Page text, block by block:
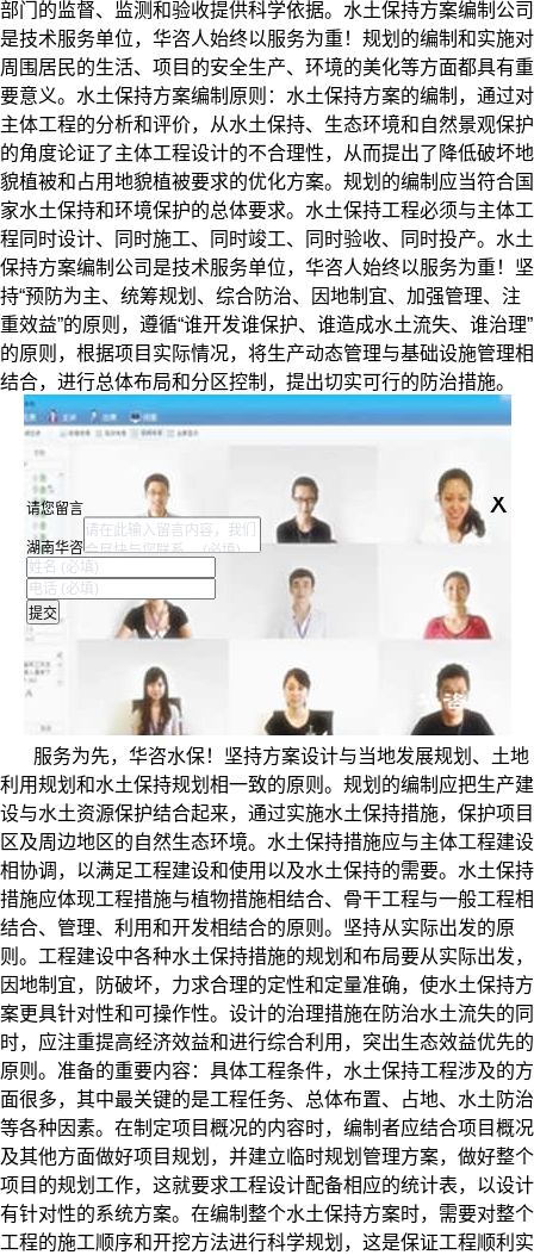
部门的监督、监测和验收提供科学依据。水土保持方案编制公司
是技术服务单位，华咨人始终以服务为重！规划的编制和实施对
周围居民的生活、项目的安全生产、环境的美化等方面都具有重
要意义。水土保持方案编制原则：水土保持方案的编制，通过对
主体工程的分析和评价，从水土保持、生态环境和自然景观保护
的角度论证了主体工程设计的不合理性，从而提出了降低破坏地
貌植被和占用地貌植被要求的优化方案。规划的编制应当符合国
家水土保持和环境保护的总体要求。水土保持工程必须与主体工
程同时设计、同时施工、同时竣工、同时验收、同时投产。水土
保持方案编制公司是技术服务单位，华咨人始终以服务为重！坚
持“预防为主、统筹规划、综合防治、因地制宜、加强管理、注
重效益”的原则，遵循“谁开发谁保护、谁造成水土流失、谁治理”
的原则，根据项目实际情况，将生产动态管理与基础设施管理相
结合，进行总体布局和分区控制，提出切实可行的防治措施。
服务为先，华咨水保！坚持方案设计与当地发展规划、土地
利用规划和水土保持规划相一致的原则。规划的编制应把生产建
设与水土资源保护结合起来，通过实施水土保持措施，保护项目
区及周边地区的自然生态环境。水土保持措施应与主体工程建设
相协调，以满足工程建设和使用以及水土保持的需要。水土保持
措施应体现工程措施与植物措施相结合、骨干工程与一般工程相
结合、管理、利用和开发相结合的原则。坚持从实际出发的原
则。工程建设中各种水土保持措施的规划和布局要从实际出发，
因地制宜，防破坏，力求合理的定性和定量准确，使水土保持方
案更具针对性和可操作性。设计的治理措施在防治水土流失的同
时，应注重提高经济效益和进行综合利用，突出生态效益优先的
原则。准备的重要内容：具体工程条件，水土保持工程涉及的方
面很多，其中最关键的是工程任务、总体布置、占地、水土防治
等各种因素。在制定项目概况的内容时，编制者应结合项目概况
及其他方面做好项目规划，并建立临时规划管理方案，做好整个
项目的规划工作，这就要求工程设计配备相应的统计表，以设计
有针对性的系统方案。在编制整个水土保持方案时，需要对整个
工程的施工顺序和开挖方法进行科学规划，这是保证工程顺利实
请您留言 x
湖南华咨